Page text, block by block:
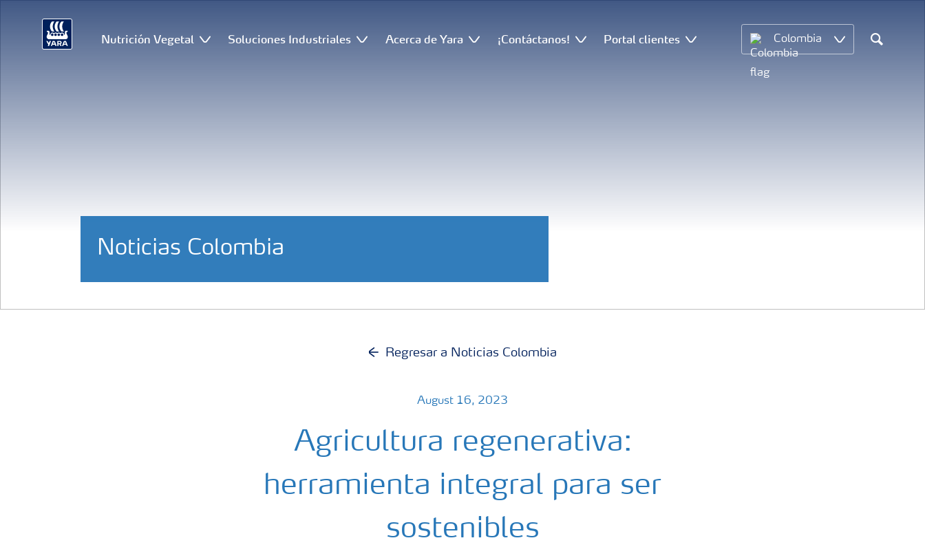
Nutrición Vegetal Soluciones Industriales Acerca de Yara ¡Contáctanos! Portal clientes Colombia
Search
Noticias Colombia
Regresar a Noticias Colombia
August 16, 2023
Agricultura regenerativa:
herramienta integral para ser
sostenibles